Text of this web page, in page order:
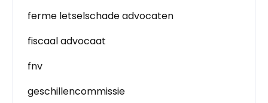
ferme letselschade advocaten
fiscaal advocaat
fnv
geschillencommissie